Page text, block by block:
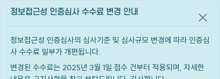
정보접근성 인증심사 수수료 변경 안내
정보접근성 인증심사의 심사기준 및 심사규모 변경에 따라 인증심
사 수수료 일부가 개편됩니다.
변경된 수수료는 2025년 3월 1일 접수 건부터 적용되며, 자세한
공지